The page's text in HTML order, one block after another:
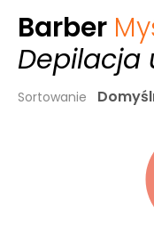
Barber
Depilacja
Sortowanie